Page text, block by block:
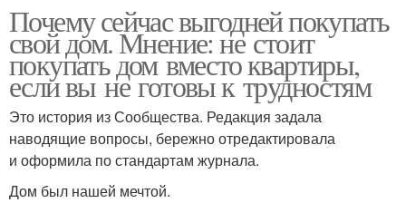
Почему сейчас выгодней покупать
свой дом. Мнение: не стоит
покупать дом вместо квартиры,
если вы не готовы к трудностям
Это история из Сообщества. Редакция задала
наводящие вопросы, бережно отредактировала
и оформила по стандартам журнала.
Дом был нашей мечтой.